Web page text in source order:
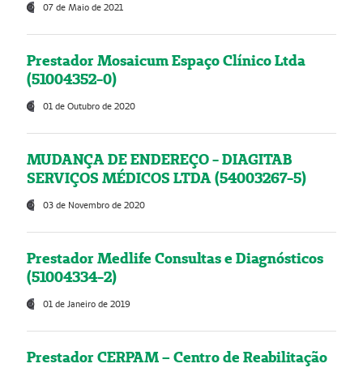
07 de Maio de 2021
Prestador Mosaicum Espaço Clínico Ltda
(51004352-0)
01 de Outubro de 2020
MUDANÇA DE ENDEREÇO - DIAGITAB
SERVIÇOS MÉDICOS LTDA (54003267-5)
03 de Novembro de 2020
Prestador Medlife Consultas e Diagnósticos
(51004334-2)
01 de Janeiro de 2019
Prestador CERPAM – Centro de Reabilitação